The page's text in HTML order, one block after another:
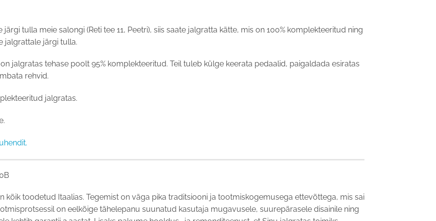
tulla meie salongi (Reti tee 11, Peetri), siis saate jalgratta kätte, mis on 100% komplekteeritud ning
jalgrattale järgi tulla.
jalgratas tehase poolt 95% komplekteeritud. Teil tuleb külge keerata pedaalid, paigaldada esiratas
rehvid.
jalgratas.
kõik toodetud Itaalias. Tegemist on väga pika traditsiooni ja tootmiskogemusega ettevõttega, mis sai
on eelkõige tähelepanu suunatud kasutaja mugavusele, suurepärasele disainile ning